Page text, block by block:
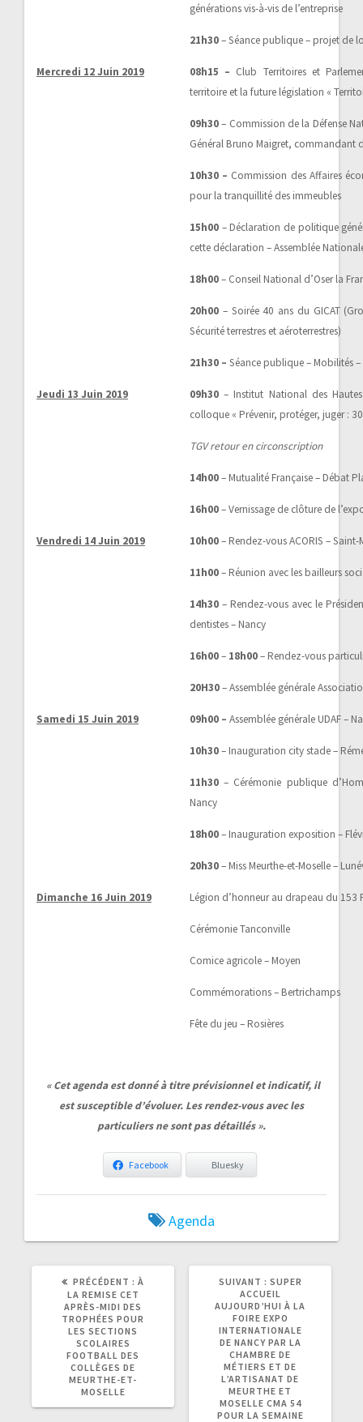
générations vis-à-vis de l’entreprise
21h30– Séance publique – projet de
Mercredi 12 Juin 2019 08h15 – Club Territoires et
territoire et la future législation «
09h30– Commission de la Défense
Général Bruno Maigret, commandant
10h30 – Commission des Affaires
pour la tranquillité des immeubles
15h00 – Déclaration de politique
cette déclaration – Assemblée
18h00– Conseil National d’Oser la
20h00 – Soirée 40 ans du GICAT
Sécurité terrestres et aéroterrestres)
21h30 – Séance publique – Mobilités
Jeudi 13 Juin 2019 09h30 – Institut National des
colloque « Prévenir, protéger, juger :
TGV retour en circonscription
14h00– Mutualité Française – Débat
16h00– Vernissage de clôture de
Vendredi 14 Juin 2019 10h00– Rendez-vous ACORIS – Saint-
11h00– Réunion avec les bailleurs
14h30 – Rendez-vous avec le
dentistes – Nancy
16h00– 18h00– Rendez-vous
20H30– Assemblée générale
Samedi 15 Juin 2019 09h00 – Assemblée générale UDAF –
10h30– Inauguration city stade –
11h30 – Cérémonie publique
Nancy
18h00– Inauguration exposition –
20h30– Miss Meurthe-et-Moselle –
Dimanche 16 Juin 2019 Légion d’honneur au drapeau du 153
Cérémonie Tanconville
Comice agricole – Moyen
Commémorations – Bertrichamps
Fête du jeu – Rosières
« Cet agenda est donné à titre prévisionnel et indicatif, il
est susceptible d’évoluer. Les rendez-vous avec les
particuliers ne sont pas détaillés ».
Facebook Bluesky
Agenda
PRÉCÉDENT :
ARTICLE
PRÉCÉDENT
À
LA REMISE CET
APRÈS-MIDI DES
TROPHÉES POUR
LES SECTIONS
SCOLAIRES
FOOTBALL DES
COLLÈGES DE
MEURTHE-ET-
MOSELLE
SUIVANT :
ARTICLE
SUIVANT
SUPER
ACCUEIL
AUJOURD’HUI À LA
FOIRE EXPO
INTERNATIONALE
DE NANCY PAR LA
CHAMBRE DE
MÉTIERS ET DE
L’ARTISANAT DE
MEURTHE ET
MOSELLE CMA 54
POUR LA SEMAINE